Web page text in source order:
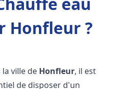
Honfleur ?
la ville de Honfleur, il est
de disposer d'un